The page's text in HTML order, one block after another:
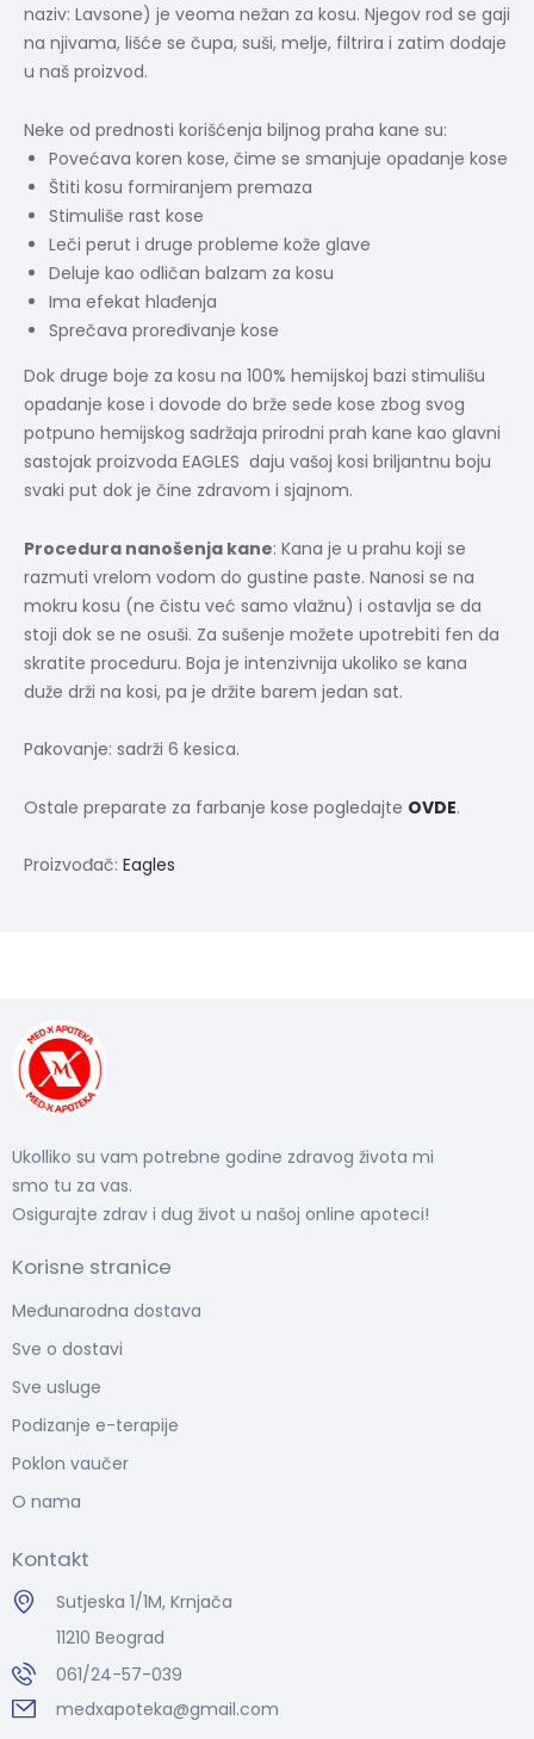
naziv: Lavsone) je veoma nežan za kosu. Njegov rod se gaji
na njivama, lišće se čupa, suši, melje, filtrira i zatim dodaje
u naš proizvod.
Neke od prednosti korišćenja biljnog praha kane su:
Povećava koren kose, čime se smanjuje opadanje kose
Štiti kosu formiranjem premaza
Stimuliše rast kose
Leči perut i druge probleme kože glave
Deluje kao odličan balzam za kosu
Ima efekat hlađenja
Sprečava proređivanje kose
Dok druge boje za kosu na 100% hemijskoj bazi stimulišu
opadanje kose i dovode do brže sede kose zbog svog
potpuno hemijskog sadržaja prirodni prah kane kao glavni
sastojak proizvoda EAGLES daju vašoj kosi briljantnu boju
svaki put dok je čine zdravom i sjajnom.
Procedura nanošenja kane: Kana je u prahu koji se
razmuti vrelom vodom do gustine paste. Nanosi se na
mokru kosu (ne čistu već samo vlažnu) i ostavlja se da
stoji dok se ne osuši. Za sušenje možete upotrebiti fen da
skratite proceduru. Boja je intenzivnija ukoliko se kana
duže drži na kosi, pa je držite barem jedan sat.
Pakovanje: sadrži 6 kesica.
Ostale preparate za farbanje kose pogledajte OVDE.
Proizvođač: Eagles
Ukolliko su vam potrebne godine zdravog života mi
smo tu za vas.
Osigurajte zdrav i dug život u našoj online apoteci!
Korisne stranice
Međunarodna dostava
Sve o dostavi
Sve usluge
Podizanje e-terapije
Poklon vaučer
O nama
Kontakt
Sutjeska 1/1M, Krnjača
11210 Beograd
061/24-57-039
medxapoteka@gmail.com